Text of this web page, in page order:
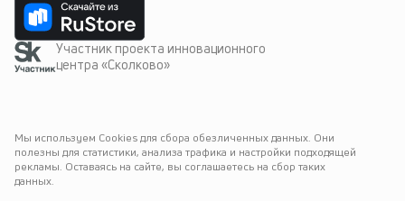
Мы используем Cookies для сбора обезличенных данных. Они
полезны для статистики, анализа трафика и настройки подходящей
рекламы. Оставаясь на сайте, вы соглашаетесь на сбор таких
данных.
Участник проекта инновационного
центра «Сколково»